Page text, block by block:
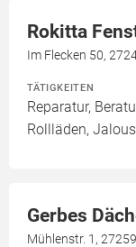
Rokitta
Im Flecken 50,
TÄTIGKEITEN
Reparatur,
Rollläden,
Gerbes
Mühlenstr. 1,